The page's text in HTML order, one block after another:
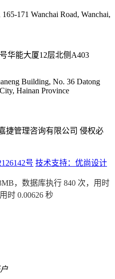
171 Wanchai Road, Wanchai,
华能大厦12层北侧A403
Building, No. 36 Datong
Hainan Province
捷管理咨询有限公司 侵权必
号 技术支持：优尚设计
，数据库执行 840 次，用时
时 0.00626 秒